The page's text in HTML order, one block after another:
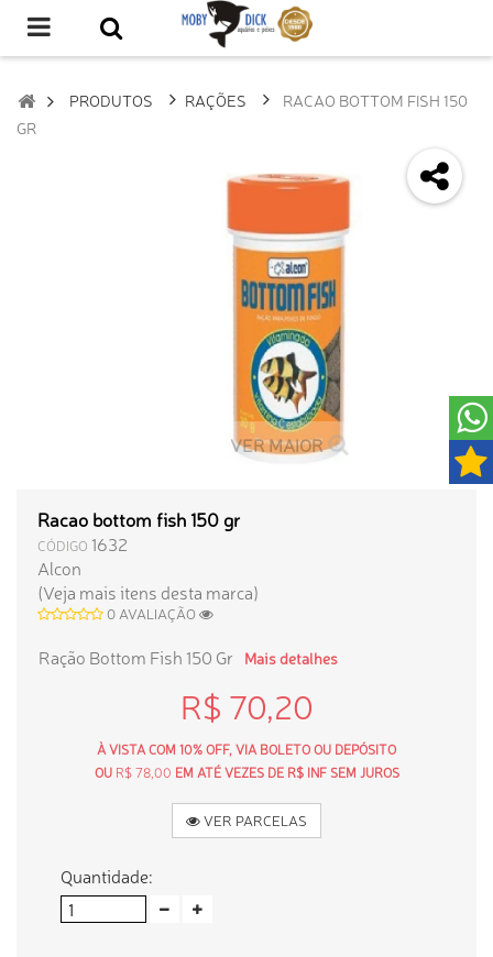
PRODUTOS RAÇÕES
RACAO BOTTOM FISH 150
GR
VER MAIOR
Racao bottom fish 150 gr
CÓDIGO 1632
Alcon
(Veja mais itens desta marca)
0 AVALIAÇÃO
Ração Bottom Fish 150 Gr Mais detalhes
R$ 70,20
À VISTA COM 10% OFF, VIA BOLETO OU DEPÓSITO
OU R$ 78,00 EM ATÉ VEZES DE R$ INF SEM JUROS
VER PARCELAS
Quantidade: